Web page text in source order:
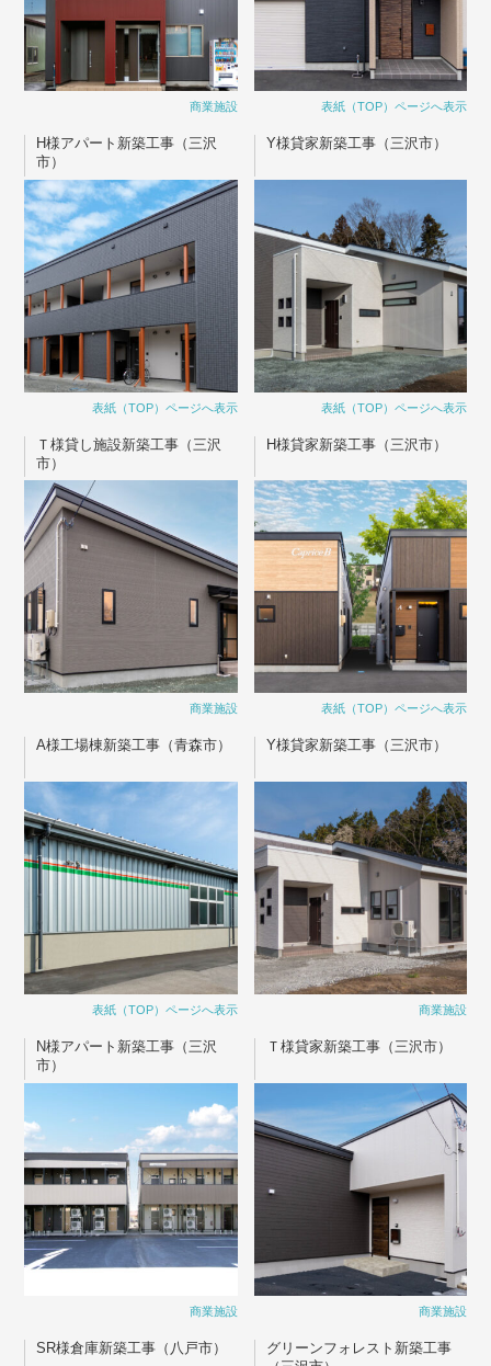
商業施設 表紙（TOP）ページへ表示
H様アパート新築工事（三沢
市）
表紙（TOP）ページへ表示
Y様貸家新築工事（三沢市）
表紙（TOP）ページへ表示
Ｔ様貸し施設新築工事（三沢
市）
商業施設
H様貸家新築工事（三沢市）
表紙（TOP）ページへ表示
A様工場棟新築工事（青森市）
表紙（TOP）ページへ表示
Y様貸家新築工事（三沢市）
商業施設
N様アパート新築工事（三沢
市）
商業施設
Ｔ様貸家新築工事（三沢市）
商業施設
SR様倉庫新築工事（八戸市）
グリーンフォレスト新築工事